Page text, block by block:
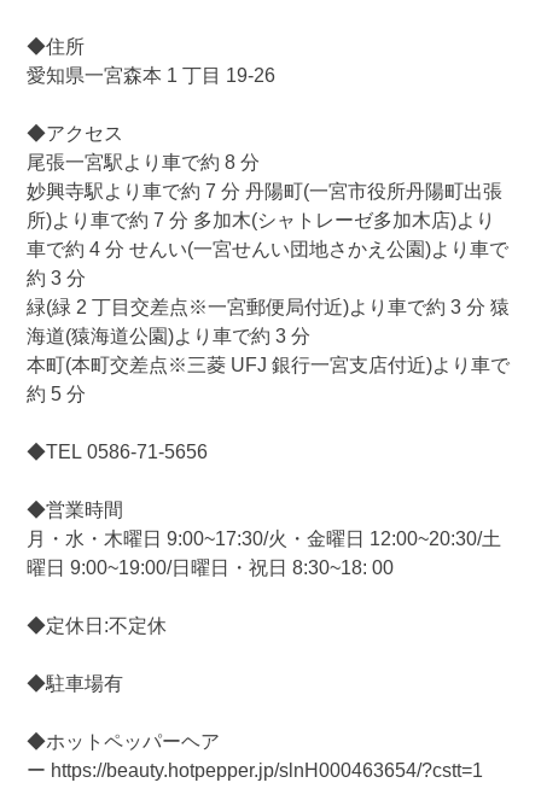
◆住所
愛知県一宮森本 1 丁目 19-26
◆アクセス
尾張一宮駅より車で約 8 分
妙興寺駅より車で約 7 分 丹陽町(一宮市役所丹陽町出張
所)より車で約 7 分 多加木(シャトレーゼ多加木店)より
車で約 4 分 せんい(一宮せんい団地さかえ公園)より車で
約 3 分
緑(緑 2 丁目交差点※一宮郵便局付近)より車で約 3 分 猿
海道(猿海道公園)より車で約 3 分
本町(本町交差点※三菱 UFJ 銀行一宮支店付近)より車で
約 5 分
◆TEL 0586-71-5656
◆営業時間
月・水・木曜日 9:00~17:30/火・金曜日 12:00~20:30/土
曜日 9:00~19:00/日曜日・祝日 8:30~18: 00
◆定休日:不定休
◆駐車場有
◆ホットペッパーヘア
ー https://beauty.hotpepper.jp/slnH000463654/?cstt=1